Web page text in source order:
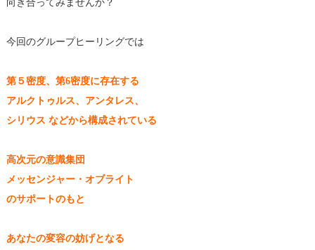
向き合ってみませんか？
今回のグループヒーリングでは
第５密度、第6密度に存在する
アルクトゥルス、アンタレス、
シリウス などから構成されている
高次元の意識集団
メッセンジャー・オブライト
のサポートのもと
あなたの変容の妨げとなる